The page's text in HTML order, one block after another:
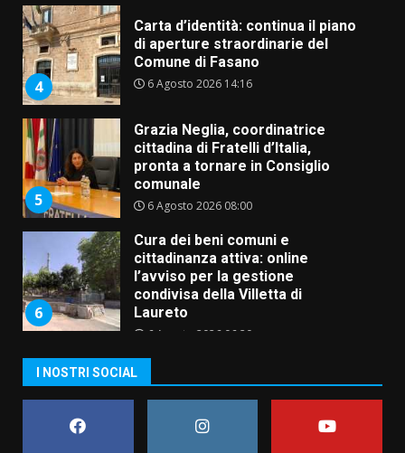
4
Carta d’identità: continua il piano
di aperture straordinarie del
Comune di Fasano
6 Agosto 2026 14:16
5
Grazia Neglia, coordinatrice
cittadina di Fratelli d’Italia,
pronta a tornare in Consiglio
comunale
6 Agosto 2026 08:00
6
Cura dei beni comuni e
cittadinanza attiva: online
l’avviso per la gestione
condivisa della Villetta di
Laureto
6 Agosto 2026 06:20
assoluta de “L’Albergo
Belvedere. Il rapimento”
6 Agosto 2026 06:15
I NOSTRI SOCIAL